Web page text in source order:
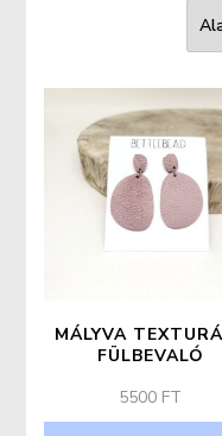
MÁLYVA
FÜLBEVALÓ
5500 FT